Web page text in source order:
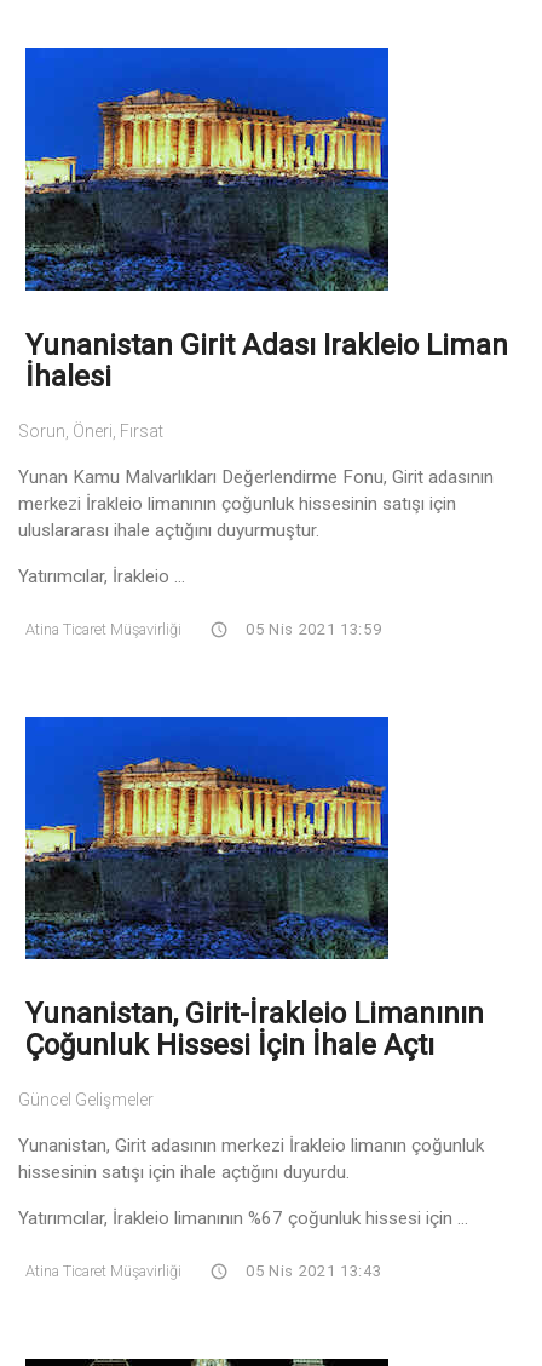
Yunanistan Girit Adası Irakleio Liman
İhalesi
Sorun, Öneri, Fırsat
Yunan Kamu Malvarlıkları Değerlendirme Fonu, Girit adasının
merkezi İrakleio limanının çoğunluk hissesinin satışı için
uluslararası ihale açtığını duyurmuştur.
Yatırımcılar, İrakleio ...
Atina Ticaret Müşavirliği 05 Nis 2021 13:59
Yunanistan, Girit-İrakleio Limanının
Çoğunluk Hissesi İçin İhale Açtı
Güncel Gelişmeler
Yunanistan, Girit adasının merkezi İrakleio limanın çoğunluk
hissesinin satışı için ihale açtığını duyurdu.
Yatırımcılar, İrakleio limanının %67 çoğunluk hissesi için ...
Atina Ticaret Müşavirliği 05 Nis 2021 13:43